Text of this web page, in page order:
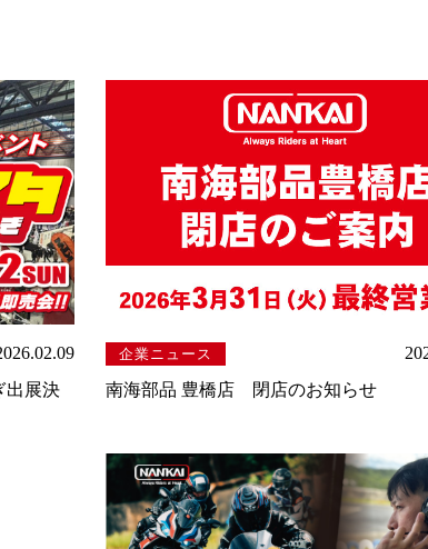
出展決
企業ニュース
南海部品 豊橋店 閉店のお知らせ